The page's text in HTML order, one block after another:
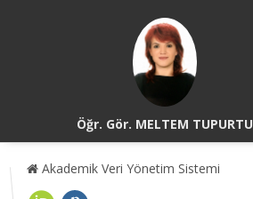
Öğr. Gör. MELTEM TUPURTU
Akademik Veri Yönetim Sistemi